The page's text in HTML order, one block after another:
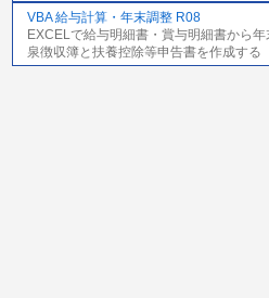
VBA 給与計算・年末調整 R08
EXCELで給与明細書・賞与明細書から
泉徴収簿と扶養控除等申告書を作成する